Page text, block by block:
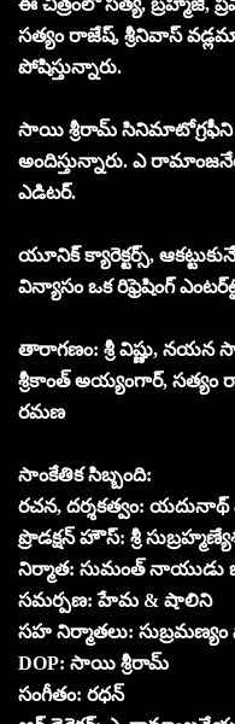
సత్యం రాజేష్, శ్రీనివాస్
పోషిస్తున్నారు.
సాయి శ్రీరామ్ సినిమాటోగ్రఫీని
అందిస్తున్నారు. ఎ
ఎడిటర్.
యూనిక్ క్యారెక్టర్స్,
విన్యాసం ఒక రిఫ్రెషింగ్
తారాగణం: శ్రీ విష్ణు, నయన
శ్రీకాంత్ అయ్యంగార్, సత్యం
రమణ
సాంకేతిక సిబ్బంది:
రచన, దర్శకత్వం:
ప్రొడక్షన్ హౌస్: శ్రీ
నిర్మాత: సుమంత్ నాయుడు
సమర్పణ: హేమ & షాలిని
సహ నిర్మాతలు:
DOP: సాయి శ్రీరామ్
సంగీతం: రధన్